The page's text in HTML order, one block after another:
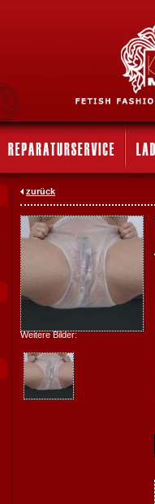
zurück
Weitere Bilder: